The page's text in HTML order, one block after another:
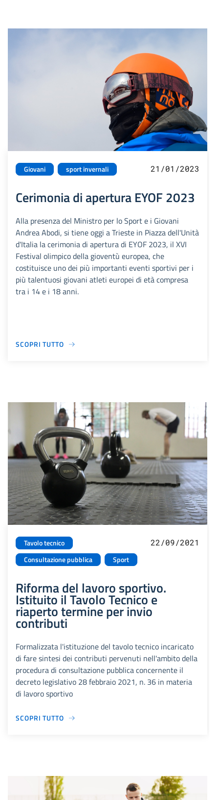
Giovani sport invernali 21/01/2023
Cerimonia di apertura EYOF 2023
Alla presenza del Ministro per lo Sport e i Giovani
Andrea Abodi, si tiene oggi a Trieste in Piazza dell'Unità
d'Italia la cerimonia di apertura di EYOF 2023, il XVI
Festival olimpico della gioventù europea, che
costituisce uno dei più importanti eventi sportivi per i
più talentuosi giovani atleti europei di età compresa
tra i 14 e i 18 anni.
SCOPRI TUTTO
Tavolo tecnico
Consultazione pubblica
Sport
22/09/2021
Riforma del lavoro sportivo.
Istituito il Tavolo Tecnico e
riaperto termine per invio
contributi
Formalizzata l'istituzione del tavolo tecnico incaricato
di fare sintesi dei contributi pervenuti nell'ambito della
procedura di consultazione pubblica concernente il
decreto legislativo 28 febbraio 2021, n. 36 in materia
di lavoro sportivo
SCOPRI TUTTO